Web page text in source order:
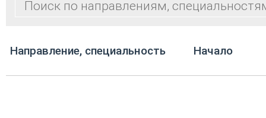
Направление, специальность Начало